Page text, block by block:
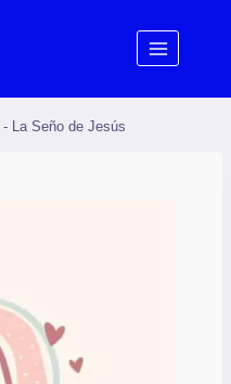
- La Seño de Jesús